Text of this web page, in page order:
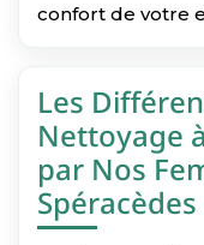
confort de votre
Les
Nettoyage
par Nos
Spéracèdes